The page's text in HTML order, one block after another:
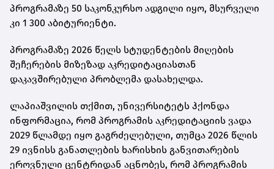
პროგრამაზე 50 საკონკურსო ადგილი იყო, მსურველი
კი 1 300 აბიტურიენტი.
პროგრამაზე 2026 წელს სტუდენტების მიღების
შეჩერების მიზეზად აკრედიტაციასთან
დაკავშირებული პრობლემა დასახელდა.
ლაპიაშვილის თქმით, უნივერსიტეტს ჰქონდა
ინფორმაცია, რომ პროგრამის აკრედიტაციის ვადა
2029 წლამდე იყო გაგრძელებული, თუმცა 2026 წლის
29 ივნისს განათლების ხარისხის განვითარების
ეროვნული ცენტრიდან აცნობეს, რომ პროგრამის